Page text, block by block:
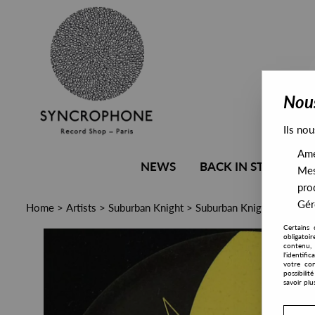
NEWS BACK IN STOCK
Home > Artists > Suburban Knight > Suburban Knight - By
Ils
Certains
contenu,
votre
savoir